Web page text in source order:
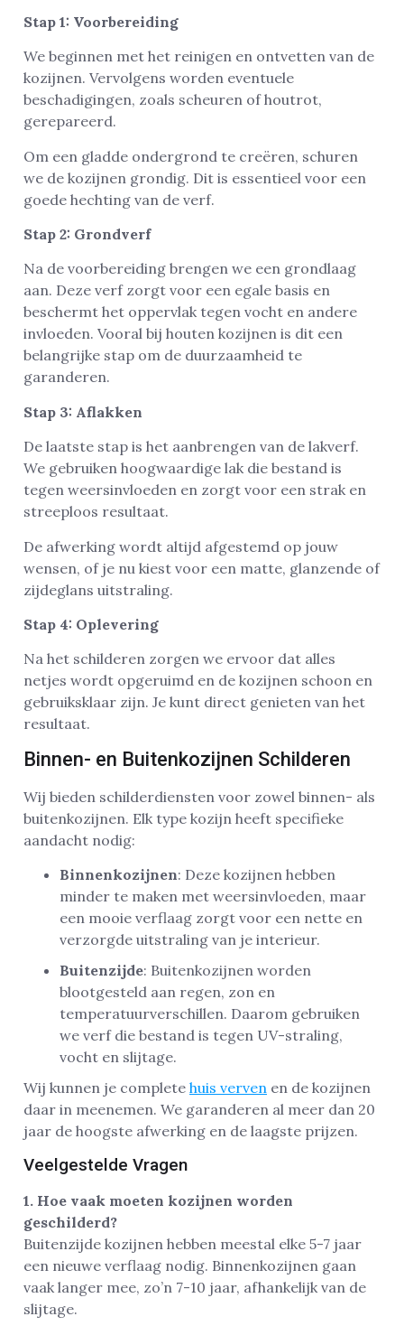
Stap 1: Voorbereiding
We beginnen met het reinigen en ontvetten van de
kozijnen. Vervolgens worden eventuele
beschadigingen, zoals scheuren of houtrot,
gerepareerd.
Om een gladde ondergrond te creëren, schuren
we de kozijnen grondig. Dit is essentieel voor een
goede hechting van de verf.
Stap 2: Grondverf
Na de voorbereiding brengen we een grondlaag
aan. Deze verf zorgt voor een egale basis en
beschermt het oppervlak tegen vocht en andere
invloeden. Vooral bij houten kozijnen is dit een
belangrijke stap om de duurzaamheid te
garanderen.
Stap 3: Aflakken
De laatste stap is het aanbrengen van de lakverf.
We gebruiken hoogwaardige lak die bestand is
tegen weersinvloeden en zorgt voor een strak en
streeploos resultaat.
De afwerking wordt altijd afgestemd op jouw
wensen, of je nu kiest voor een matte, glanzende of
zijdeglans uitstraling.
Stap 4: Oplevering
Na het schilderen zorgen we ervoor dat alles
netjes wordt opgeruimd en de kozijnen schoon en
gebruiksklaar zijn. Je kunt direct genieten van het
resultaat.
Binnen- en Buitenkozijnen Schilderen
Wij bieden schilderdiensten voor zowel binnen- als
buitenkozijnen. Elk type kozijn heeft specifieke
aandacht nodig:
Binnenkozijnen: Deze kozijnen hebben
minder te maken met weersinvloeden, maar
een mooie verflaag zorgt voor een nette en
verzorgde uitstraling van je interieur.
Buitenzijde: Buitenkozijnen worden
blootgesteld aan regen, zon en
temperatuurverschillen. Daarom gebruiken
we verf die bestand is tegen UV-straling,
vocht en slijtage.
Wij kunnen je complete huis verven en de kozijnen
daar in meenemen. We garanderen al meer dan 20
jaar de hoogste afwerking en de laagste prijzen.
Veelgestelde Vragen
1. Hoe vaak moeten kozijnen worden
geschilderd?
Buitenzijde kozijnen hebben meestal elke 5-7 jaar
een nieuwe verflaag nodig. Binnenkozijnen gaan
vaak langer mee, zo’n 7-10 jaar, afhankelijk van de
slijtage.